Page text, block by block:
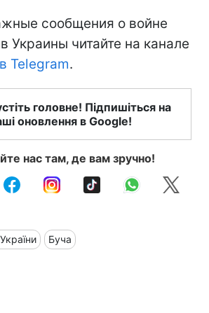
сообщения о войне
Украины читайте на канале
Telegram.
головне! Підпишіться на
оновлення в Google!
нас там, де вам зручно!
Буча